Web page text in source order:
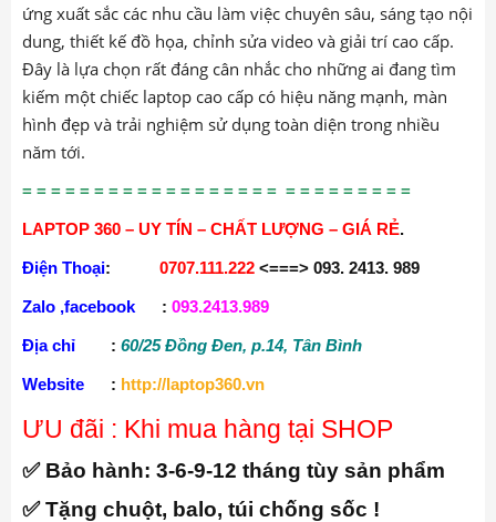
ứng xuất sắc các nhu cầu làm việc chuyên sâu, sáng tạo nội
dung, thiết kế đồ họa, chỉnh sửa video và giải trí cao cấp.
Đây là lựa chọn rất đáng cân nhắc cho những ai đang tìm
kiếm một chiếc laptop cao cấp có hiệu năng mạnh, màn
hình đẹp và trải nghiệm sử dụng toàn diện trong nhiều
năm tới.
= = = = = = = = = = = = = = = = = = = = = = = = = = =
LAPTOP 360 – UY TÍN – CHẤT LƯỢNG – GIÁ RẺ.
Điện Thoại: 0707.111.222 <===> 093. 2413. 989
Zalo ,facebook : 093.2413.989
Địa chỉ : 60/25 Đồng Đen, p.14, Tân Bình
Website : http://laptop360.vn
ƯU đãi : Khi mua hàng tại SHOP
✅ Bảo hành: 3-6-9-12 tháng tùy sản phẩm
✅ Tặng chuột, balo, túi chống sốc !